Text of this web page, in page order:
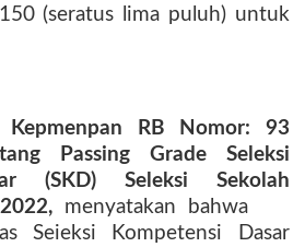
(seratus lima puluh) untuk
Kepmenpan RB Nomor: 93
Passing Grade Seleksi
(SKD) Seleksi Sekolah
menyatakan bahwa
Seieksi Kompetensi Dasar